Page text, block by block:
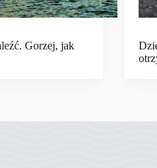
Gorzej, jak